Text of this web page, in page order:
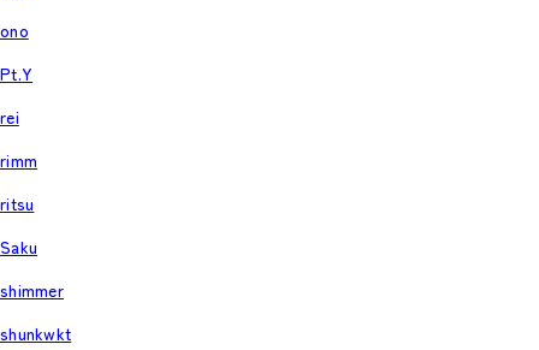
ono
Pt.Y
rei
rimm
ritsu
Saku
shimmer
shunkwkt